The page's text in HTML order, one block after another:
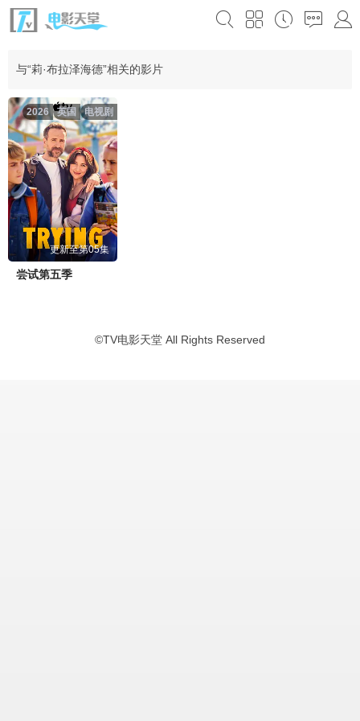
与“莉·布拉泽海德”相关的影片
电视剧
英国
2026
更新至第05集
尝试第五季
©TV电影天堂 All Rights Reserved